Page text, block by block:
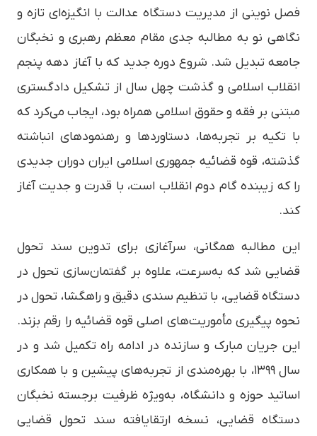
فصل نوینی از مدیریت دستگاه عدالت با انگیزه‌ای تازه و
نگاهی نو به مطالبه جدی مقام معظم رهبری و نخبگان
جامعه تبدیل شد. شروع دوره جدید که با آغاز دهه پنجم
انقلاب اسلامی و گذشت چهل سال از تشکیل دادگستری
مبتنی بر فقه و حقوق اسلامی همراه بود، ایجاب می‌کرد که
با تکیه بر تجربه‌ها، دستاوردها و رهنمودهای انباشته
گذشته، قوه قضائیه جمهوری اسلامی ایران دوران جدیدی
را که زیبنده گام دوم انقلاب است، با قدرت و جدیت آغاز
کند.
این مطالبه همگانی، سرآغازی برای تدوین سند تحول
قضایی شد که به‌سرعت، علاوه بر گفتمان‌سازی تحول در
دستگاه قضایی، با تنظیم سندی دقیق و راهگشا، تحول در
نحوه پیگیری مأموریت‌های اصلی قوه قضائیه را رقم بزند.
این جریان مبارک و سازنده در ادامه راه تکمیل شد و در
سال ۱۳۹۹، با بهره‌مندی از تجربه‌های پیشین و با همکاری
اساتید حوزه و دانشگاه، به‌ویژه ظرفیت برجسته نخبگان
دستگاه قضایی، نسخه ارتقایافته سند تحول قضایی